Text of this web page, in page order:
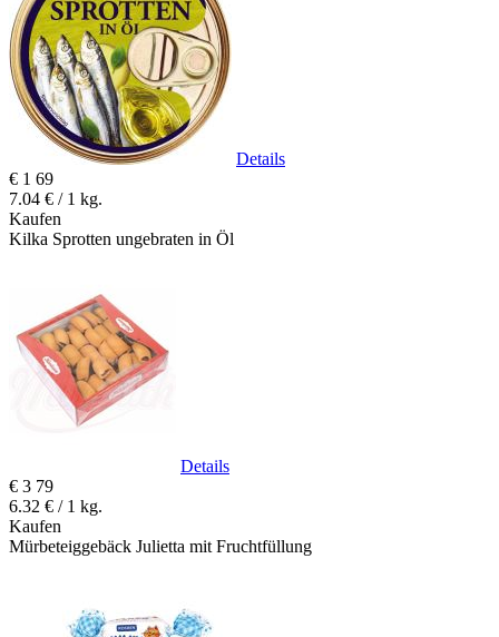
Details
€ 1 69
7.04 € / 1 kg.
Kaufen
Kilka Sprotten ungebraten in Öl
Details
€ 3 79
6.32 € / 1 kg.
Kaufen
Mürbeteiggebäck Julietta mit Fruchtfüllung